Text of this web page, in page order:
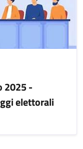
2025 -
elettorali